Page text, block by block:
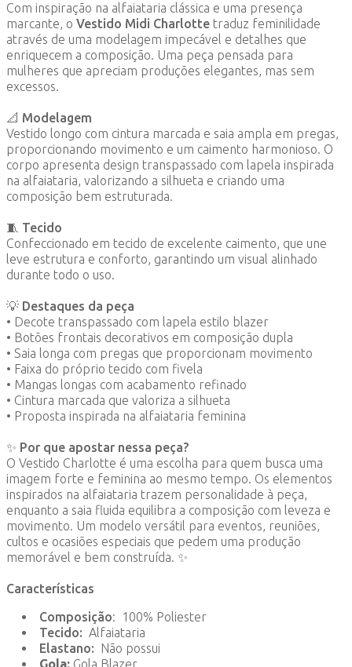
Com inspiração na alfaiataria clássica e uma presença
marcante, o Vestido Midi Charlotte traduz feminilidade
através de uma modelagem impecável e detalhes que
enriquecem a composição. Uma peça pensada para
mulheres que apreciam produções elegantes, mas sem
excessos.
📐 Modelagem
Vestido longo com cintura marcada e saia ampla em pregas,
proporcionando movimento e um caimento harmonioso. O
corpo apresenta design transpassado com lapela inspirada
na alfaiataria, valorizando a silhueta e criando uma
composição bem estruturada.
🧵 Tecido
Confeccionado em tecido de excelente caimento, que une
leve estrutura e conforto, garantindo um visual alinhado
durante todo o uso.
💡 Destaques da peça
• Decote transpassado com lapela estilo blazer
• Botões frontais decorativos em composição dupla
• Saia longa com pregas que proporcionam movimento
• Faixa do próprio tecido com fivela
• Mangas longas com acabamento refinado
• Cintura marcada que valoriza a silhueta
• Proposta inspirada na alfaiataria feminina
✨ Por que apostar nessa peça?
O Vestido Charlotte é uma escolha para quem busca uma
imagem forte e feminina ao mesmo tempo. Os elementos
inspirados na alfaiataria trazem personalidade à peça,
enquanto a saia fluida equilibra a composição com leveza e
movimento. Um modelo versátil para eventos, reuniões,
cultos e ocasiões especiais que pedem uma produção
memorável e bem construída. ✨
Características
Composição: 100% Poliester
Tecido: Alfaiataria
Elastano: Não possui
Gola: Gola Blazer